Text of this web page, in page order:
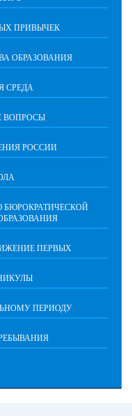
ПРИВЫЧЕК
ОБРАЗОВАНИЯ
СРЕДА
ВОПРОСЫ
РОССИИ
ПЕРВЫХ
ПЕРИОДУ